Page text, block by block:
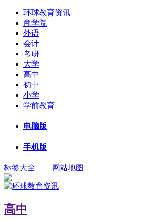
环球教育资讯
商学院
外语
会计
考研
大学
高中
初中
小学
学前教育
电脑版
手机版
标签大全 | 网站地图 |
高中